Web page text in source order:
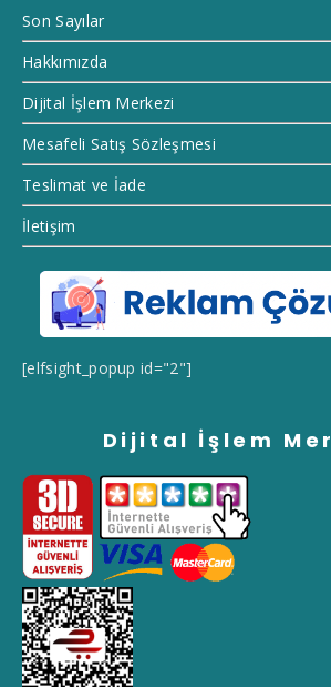
Son Sayılar
Hakkımızda
Dijital İşlem Merkezi
Mesafeli Satış Sözleşmesi
Teslimat ve İade
İletişim
[elfsight_popup id="2"]
Dijital İşlem